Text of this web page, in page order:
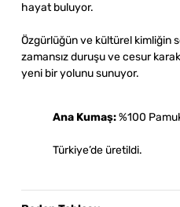
hayat buluyor.
Özgürlüğün ve kültürel kimliğin
zamansız duruşu ve cesur
yeni bir yolunu sunuyor.
Ana Kumaş:%100
Türkiye’de üretildi.